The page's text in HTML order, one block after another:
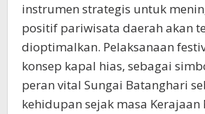
instrumen strategis untuk
positif pariwisata daerah akan
dioptimalkan. Pelaksanaan
konsep kapal hias, sebagai
peran vital Sungai Batanghari
kehidupan sejak masa Kerajaan